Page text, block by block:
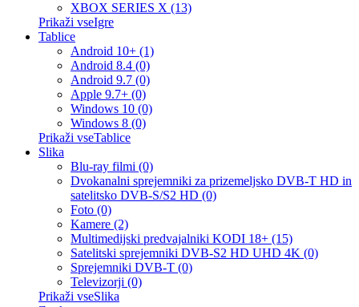
XBOX SERIES X (13)
Prikaži vseIgre
Tablice
Android 10+ (1)
Android 8.4 (0)
Android 9.7 (0)
Apple 9.7+ (0)
Windows 10 (0)
Windows 8 (0)
Prikaži vseTablice
Slika
Blu-ray filmi (0)
Dvokanalni sprejemniki za prizemeljsko DVB-T HD in
satelitsko DVB-S/S2 HD (0)
Foto (0)
Kamere (2)
Multimedijski predvajalniki KODI 18+ (15)
Satelitski sprejemniki DVB-S2 HD UHD 4K (0)
Sprejemniki DVB-T (0)
Televizorji (0)
Prikaži vseSlika